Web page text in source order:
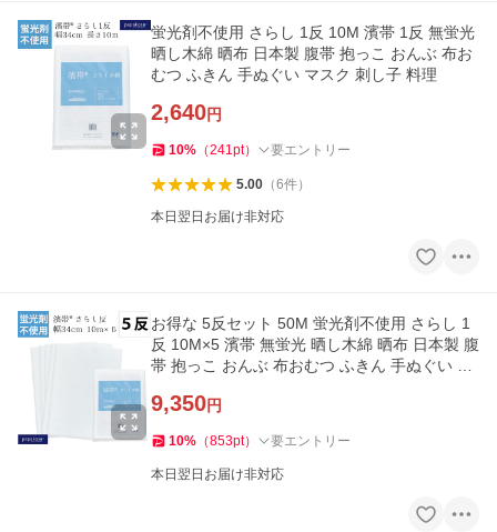
蛍光剤不使用 さらし 1反 10M 濱帯 1反 無蛍光
晒し木綿 晒布 日本製 腹帯 抱っこ おんぶ 布お
むつ ふきん 手ぬぐい マスク 刺し子 料理
2,640円
10% （241pt） 要エントリー
5.00（6件）
本日翌日お届け非対応
お得な 5反セット 50M 蛍光剤不使用 さらし 1
反 10M×5 濱帯 無蛍光 晒し木綿 晒布 日本製 腹
帯 抱っこ おんぶ 布おむつ ふきん 手ぬぐい マ
9,350円
10% （853pt） 要エントリー
本日翌日お届け非対応